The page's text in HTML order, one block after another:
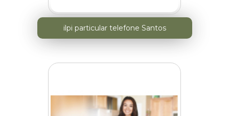
ilpi particular telefone Santos